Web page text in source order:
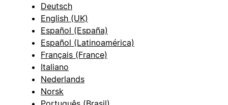
Deutsch
English (UK)
Español (España)
Español (Latinoamérica)
Français (France)
Italiano
Nederlands
Norsk